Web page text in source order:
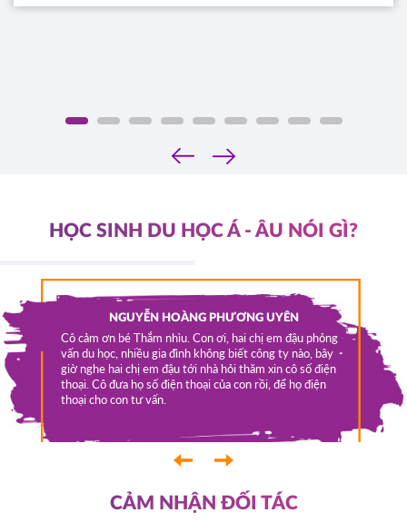
tìm kiếm?
‹
›
HỌC SINH DU HỌC Á - ÂU NÓI GÌ?
qua em
ở
được
là bắt
- Âu rất
NGUYỄN HOÀNG PHƯƠNG UYÊN
Cô cảm ơn bé Thắm nhìu. Con ơi, hai chị em đậu phỏng
vấn du học, nhiều gia đình không biết công ty nào, bây
giờ nghe hai chị em đậu tới nhà hỏi thăm xin cô số điện
thoại. Cô đưa họ số điện thoại của con rồi, để họ điện
thoại cho con tư vấn.
Tui
lớp 11.
việc
›
CẢM NHẬN ĐỐI TÁC